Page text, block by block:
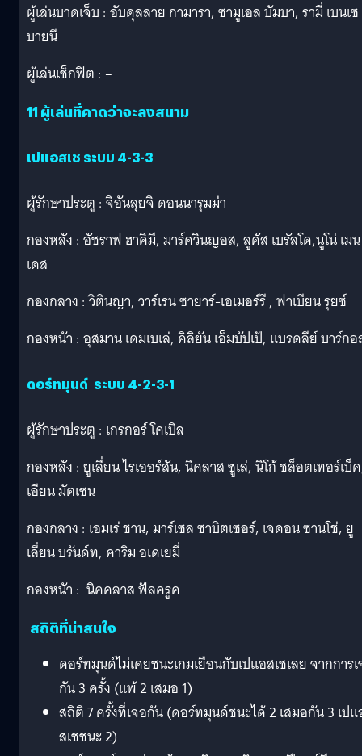
ผู้เล่นบาดเจ็บ : อับดุลลาย กามารา, ซามูเอล บัมบา, รามี่ เบนเซ
บายนี
ผู้เล่นเช็กฟิต : –
11 ผู้เล่นที่คาดว่าจะลงสนาม
เปแอสเช ระบบ 4-3-3
ผู้รักษาประตู : จิอันลุยจิ ดอนนารุมม่า
กองหลัง : อัชราฟ ฮาคิมี, มาร์ควินญอส, ลูคัส เบรัลโด,นูโน่ เมน
เดส
กองกลาง : วิตินญา, วาร์เรน ซายาร์-เอเมอร์รี , ฟาเบียน รุยซ์
กองหนัา : อุสมาน เดมเบเล่, คิลิยัน เอ็มบัปเป้, แบรดลีย์ บาร์ก
ดอร์ทมุนด์ ระบบ 4-2-3-1
ผู้รักษาประตู : เกรกอร์ โคเบิล
กองหลัง : ยูเลี่ยน ไรเออร์สัน, นิคลาส ซูเล่, นิโก้ ชล็อตเทอร์เบ็
เอียน มัตเซน
กองกลาง : เอมเร่ ชาน, มาร์เซล ซาบิตเซอร์, เจดอน ซานโช่, ยู
เลี่ยน บรันด์ท, คาริม อเดเยมี่
กองหนัา : นิคคลาส ฟัลครูค
สถิติที่น่าสนใจ
ดอร์ทมุนด์ไม่เคยชนะเกมเยือนกับเปแอสเชเลย จากการ
กัน 3 ครั้ง (แพ้ 2 เสมอ 1)
สถิติ 7 ครั้งที่เจอกัน (ดอร์ทมุนด์ชนะได้ 2 เสมอกัน 3 เป
สเชชนะ 2)